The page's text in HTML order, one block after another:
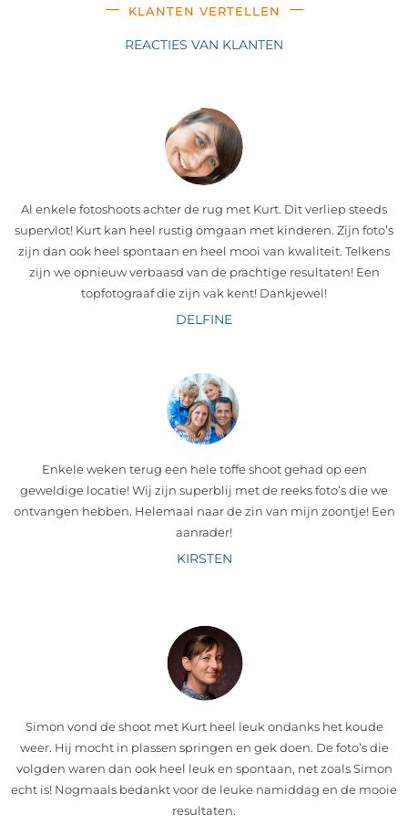
KLANTEN VERTELLEN
REACTIES VAN KLANTEN
Al enkele fotoshoots achter de rug met Kurt. Dit verliep steeds
supervlot! Kurt kan heel rustig omgaan met kinderen. Zijn foto’s
zijn dan ook heel spontaan en heel mooi van kwaliteit. Telkens
zijn we opnieuw verbaasd van de prachtige resultaten! Een
topfotograaf die zijn vak kent! Dankjewel!
DELFINE
Enkele weken terug een hele toffe shoot gehad op een
geweldige locatie! Wij zijn superblij met de reeks foto’s die we
ontvangen hebben. Helemaal naar de zin van mijn zoontje! Een
aanrader!
KIRSTEN
Simon vond de shoot met Kurt heel leuk ondanks het koude
weer. Hij mocht in plassen springen en gek doen. De foto’s die
volgden waren dan ook heel leuk en spontaan, net zoals Simon
echt is! Nogmaals bedankt voor de leuke namiddag en de mooie
resultaten.